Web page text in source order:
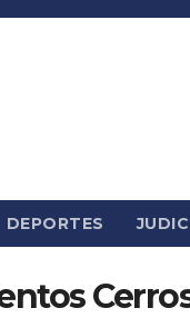
DEPORTES